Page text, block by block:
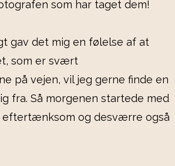
som har taget dem!
gav det mig en følelse af at
som er svært
på vejen, vil jeg gerne finde en
fra. Så morgenen startede med
eftertænksom og desværre også